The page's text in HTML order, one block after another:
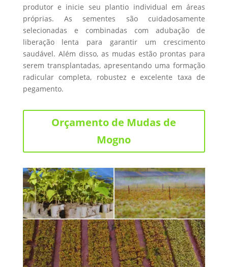
produtor e inicie seu plantio individual em áreas
próprias. As sementes são cuidadosamente
selecionadas e combinadas com adubação de
liberação lenta para garantir um crescimento
saudável. Além disso, as mudas estão prontas para
serem transplantadas, apresentando uma formação
radicular completa, robustez e excelente taxa de
pegamento.
Orçamento de Mudas de
Mogno